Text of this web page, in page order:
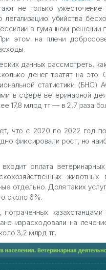
не только ужесточение
убийства
в гуманном решении
этом на плечи
данных рассмотреть,
денег тратят на
статистики (БНС)
в сфере ветеринарной
17,8 млрд тг — в 2,7 раза
что с 2020 по 2022 год
фиксировали рост, но
оплата
отдельно. Доля таких
около 6%.
израсходовали на
3,2 млрд тг.